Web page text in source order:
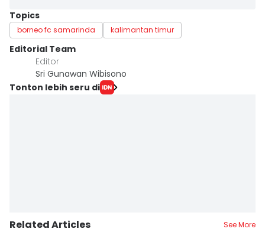
Topics
borneo fc samarinda kalimantan timur
Editorial Team
Editor
Sri Gunawan Wibisono
Tonton lebih seru di
Related Articles See More